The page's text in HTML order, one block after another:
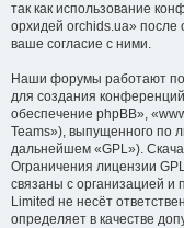
так как использование
орхидей orchids.ua» после
ваше согласие с ними.
Наши форумы работают
для создания
обеспечение phpBB»,
Teams»), выпущенного по
дальнейшем «GPL»).
Ограничения лицензии
связаны с организацией
Limited не несёт
определяет в качестве